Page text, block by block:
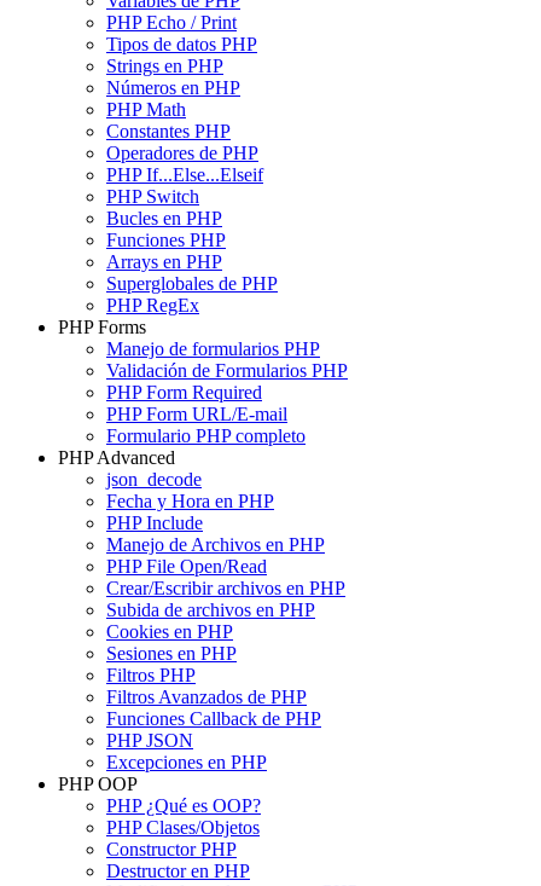
PHP Echo / Print
Tipos de datos PHP
Strings en PHP
Números en PHP
PHP Math
Constantes PHP
Operadores de PHP
PHP If...Else...Elseif
PHP Switch
Bucles en PHP
Funciones PHP
Arrays en PHP
Superglobales de PHP
PHP RegEx
PHP Forms
Manejo de formularios PHP
Validación de Formularios PHP
PHP Form Required
PHP Form URL/E-mail
Formulario PHP completo
PHP Advanced
json_decode
Fecha y Hora en PHP
PHP Include
Manejo de Archivos en PHP
PHP File Open/Read
Crear/Escribir archivos en PHP
Subida de archivos en PHP
Cookies en PHP
Sesiones en PHP
Filtros PHP
Filtros Avanzados de PHP
Funciones Callback de PHP
PHP JSON
Excepciones en PHP
PHP OOP
PHP ¿Qué es OOP?
PHP Clases/Objetos
Constructor PHP
Destructor en PHP